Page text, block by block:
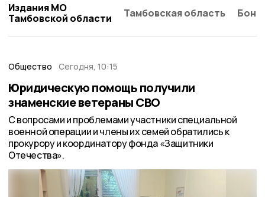
Издания МО
Тамбовской области
Тамбовская область
Общество Сегодня, 10:15
Юридическую помощь получили
знаменские ветераны СВО
С вопросами и проблемами участники специальной
военной операции и члены их семей обратились к
прокурору и координатору фонда «Защитники
Отечества».